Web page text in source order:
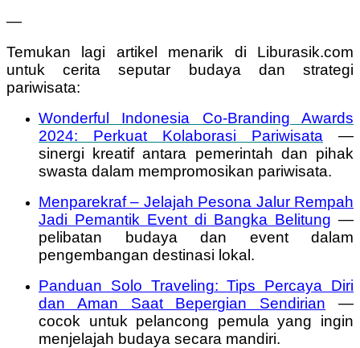
—
Temukan lagi artikel menarik di Liburasik.com
untuk cerita seputar budaya dan strategi
pariwisata:
Wonderful Indonesia Co-Branding Awards
2024: Perkuat Kolaborasi Pariwisata —
sinergi kreatif antara pemerintah dan pihak
swasta dalam mempromosikan pariwisata.
Menparekraf – Jelajah Pesona Jalur Rempah
Jadi Pemantik Event di Bangka Belitung —
pelibatan budaya dan event dalam
pengembangan destinasi lokal.
Panduan Solo Traveling: Tips Percaya Diri
dan Aman Saat Bepergian Sendirian —
cocok untuk pelancong pemula yang ingin
menjelajah budaya secara mandiri.